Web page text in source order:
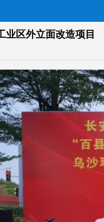
业区外立面改造项目